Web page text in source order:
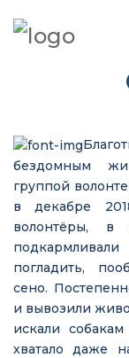
бездомным
группой
в декабре
волонтёры,
погладить,
сено.
и вывозили
искали
хватало даже